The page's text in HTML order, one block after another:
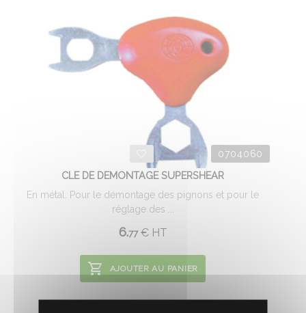
0704060
CLE DE DEMONTAGE SUPERSHEAR
En métal. Pour le démontage des pignons et pour le
réglage des ...
6.77 €HT
AJOUTER AU PANIER